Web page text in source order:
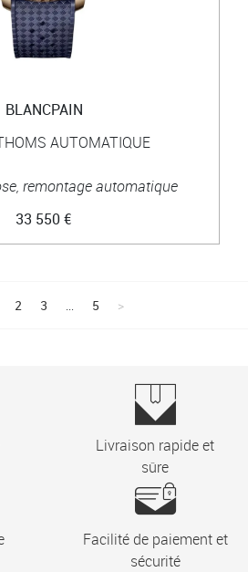
BLANCPAIN
AUTOMATIQUE
remontage automatique
33 550 €
2 3 5
Livraison rapide et
sûre
Facilité de paiement et
sécurité